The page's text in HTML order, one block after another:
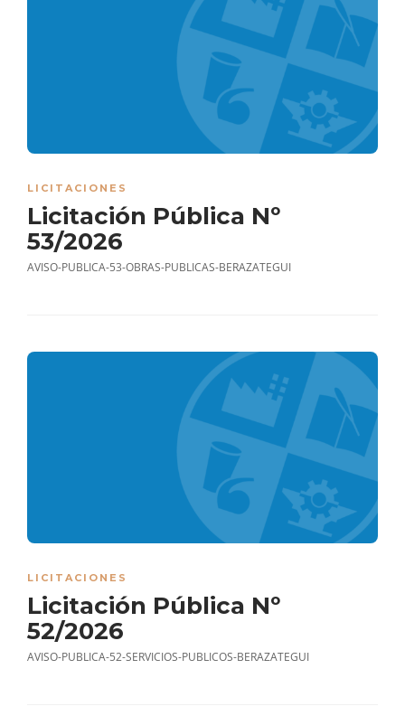
LICITACIONES
Licitación Pública Nº
53/2026
AVISO-PUBLICA-53-OBRAS-PUBLICAS-BERAZATEGUI
LICITACIONES
Licitación Pública Nº
52/2026
AVISO-PUBLICA-52-SERVICIOS-PUBLICOS-BERAZATEGUI